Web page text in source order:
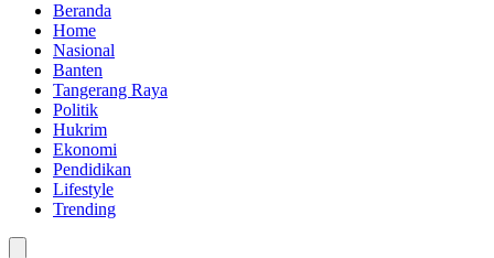
Beranda
Home
Nasional
Banten
Tangerang Raya
Politik
Hukrim
Ekonomi
Pendidikan
Lifestyle
Trending